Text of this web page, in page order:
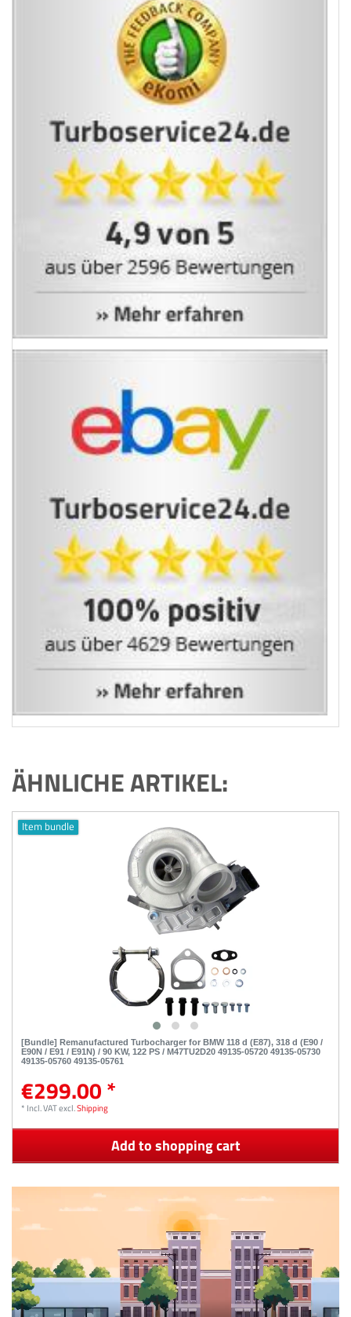
ÄHNLICHE ARTIKEL:
Item bundle
[Bundle] Remanufactured Turbocharger for BMW 118 d (E87), 318 d (E90 /
E90N / E91 / E91N) / 90 KW, 122 PS / M47TU2D20 49135-05720 49135-05730
49135-05760 49135-05761
€299.00 *
* Incl. VATexcl.Shipping
Add to shopping cart